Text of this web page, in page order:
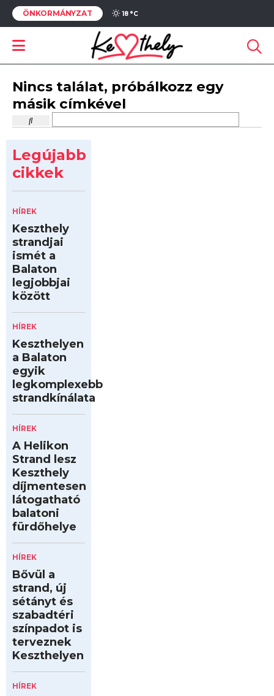
ÖNKORMÁNYZAT 18 °C
Nincs találat, próbálkozz egy
másik címkével
Legújabb
cikkek
HÍREK
Keszthely
strandjai
ismét a
Balaton
legjobbjai
között
HÍREK
Keszthelyen
a Balaton
egyik
legkomplexebb
strandkínálata
HÍREK
A Helikon
Strand lesz
Keszthely
díjmentesen
látogatható
balatoni
fürdőhelye
HÍREK
Bővül a
strand, új
sétányt és
szabadtéri
színpadot is
terveznek
Keszthelyen
HÍREK